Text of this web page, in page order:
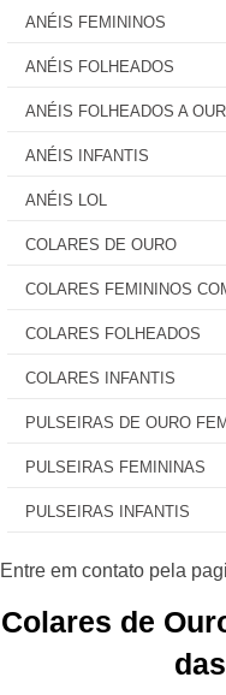
ANÉIS FEMININOS
ANÉIS FOLHEADOS
ANÉIS FOLHEADOS A
ANÉIS INFANTIS
ANÉIS LOL
COLARES DE OURO
COLARES FEMININOS
COLARES FOLHEADOS
COLARES INFANTIS
PULSEIRAS DE OURO
PULSEIRAS FEMININAS
PULSEIRAS INFANTIS
Colares de